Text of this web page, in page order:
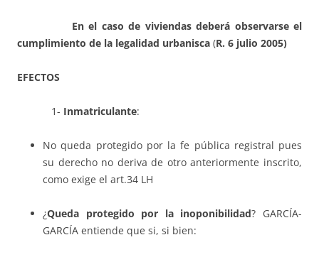
En el caso de viviendas deberá observarse el
cumplimiento de la legalidad urbanisca (R. 6 julio 2005)
EFECTOS
1- Inmatriculante:
No queda protegido por la fe pública registral pues
su derecho no deriva de otro anteriormente inscrito,
como exige el art.34 LH
¿Queda protegido por la inoponibilidad? GARCÍA-
GARCÍA entiende que si, si bien: